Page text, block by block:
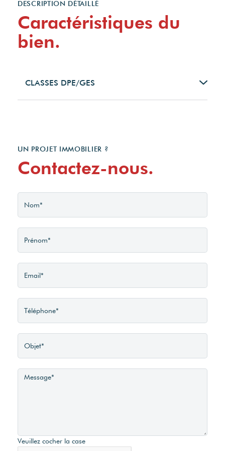
DESCRIPTION DÉTAILLÉ
Caractéristiques du
bien.
CLASSES DPE/GES
UN PROJET IMMOBILIER ?
Contactez-nous.
Veuillez cocher la case